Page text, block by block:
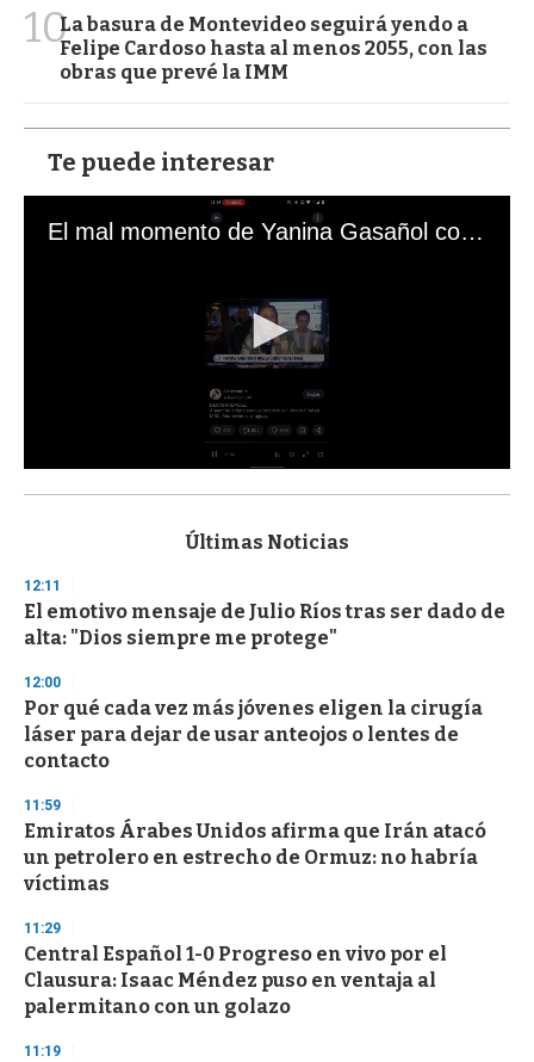
10La basura de Montevideo seguirá yendo a
Felipe Cardoso hasta al menos 2055, con las
obras que prevé la IMM
Te puede interesar
El mal momento de Yanina Gasañol con un hincha argentino en "Subrayado"
s
d
s
o
f
3
s
e
c
o
d
s
Últimas Noticias
12:11
El emotivo mensaje de Julio Ríos tras ser dado de
alta: "Dios siempre me protege"
12:00
Por qué cada vez más jóvenes eligen la cirugía
láser para dejar de usar anteojos o lentes de
contacto
11:59
Emiratos Árabes Unidos afirma que Irán atacó
un petrolero en estrecho de Ormuz: no habría
víctimas
11:29
Central Español 1-0 Progreso en vivo por el
Clausura: Isaac Méndez puso en ventaja al
palermitano con un golazo
11:19